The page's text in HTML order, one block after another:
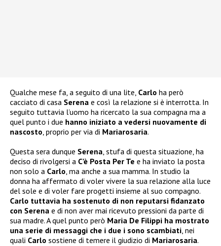
Qualche mese fa, a seguito di una lite, Carlo ha però
cacciato di casa Serena e così la relazione si è interrotta. In
seguito tuttavia l’uomo ha ricercato la sua compagna ma a
quel punto i due hanno iniziato a vedersi nuovamente di
nascosto, proprio per via di Mariarosaria.
Questa sera dunque Serena, stufa di questa situazione, ha
deciso di rivolgersi a C’è Posta Per Te e ha inviato la posta
non solo a Carlo, ma anche a sua mamma. In studio la
donna ha affermato di voler vivere la sua relazione alla luce
del sole e di voler fare progetti insieme al suo compagno.
Carlo tuttavia ha sostenuto di non reputarsi fidanzato
con Serena e di non aver mai ricevuto pressioni da parte di
sua madre. A quel punto però Maria De Filippi ha mostrato
una serie di messaggi che i due i sono scambiati, nei
quali Carlo sostiene di temere il giudizio di Mariarosaria.